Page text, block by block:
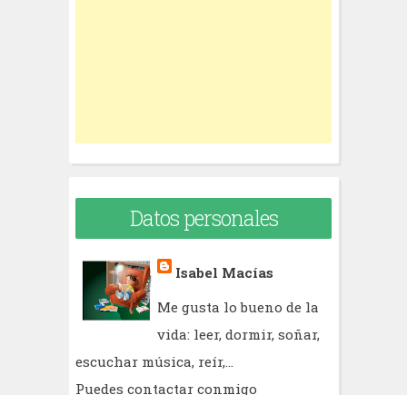
Datos personales
Isabel Macías
Me gusta lo bueno de la
vida: leer, dormir, soñar,
escuchar música, reír,...
Puedes contactar conmigo